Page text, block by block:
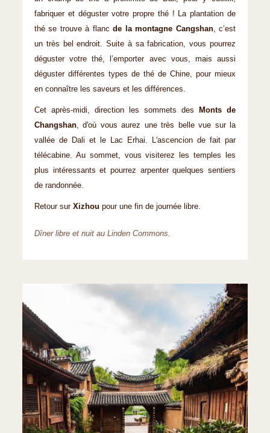
fabriquer et déguster votre propre thé ! La plantation de
thé se trouve à flancde la montagne Cangshan, c’est
un très bel endroit. Suite à sa fabrication, vous pourrez
déguster votre thé, l’emporter avec vous, mais aussi
déguster différentes types de thé de Chine, pour mieux
en connaître les saveurs et les différences.
Cet après-midi, direction les sommets des
Monts de
Changshan, d'où vous aurez une très belle vue sur la
vallée de Dali et le Lac Erhai. L'ascencion de fait par
télécabine. Au sommet, vous visiterez les temples les
plus intéressants et pourrez arpenter quelques sentiers
de randonnée.
Retour sur Xizhou pour une fin de journée libre.
Dîner libre et nuit au Linden Commons.